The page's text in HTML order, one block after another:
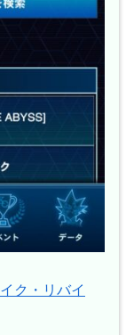
ク・リバイ